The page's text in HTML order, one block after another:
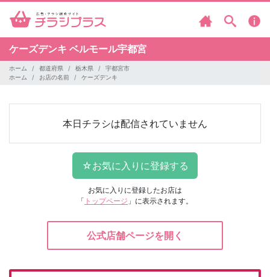
ケーズデンキ ベルモール宇都宮
ホーム 都道府県 栃木県
宇都宮市
ホーム
お店の名前 ケーズデンキ
本日チラシは配信されていません
お気に入りに登録したお店は
「 トップページ 」に表示されます。
公式店舗ページを開く